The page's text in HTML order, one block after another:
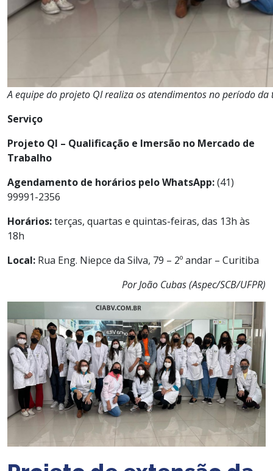
A equipe do projeto QI realiza os atendimentos no período
Serviço
Projeto QI – Qualificação e Imersão no Mercado de
Trabalho
Agendamento de horários pelo WhatsApp:(41)
99991-2356
Horários:terças, quartas e quintas-feiras, das 13h às
18h
Local: Rua Eng. Niepce da Silva, 79 – 2º andar – Curitiba
Por João Cubas (Aspec/SCB/UFPR)